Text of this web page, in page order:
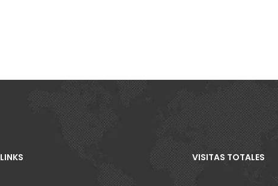
LINKS VISITAS TOTALES